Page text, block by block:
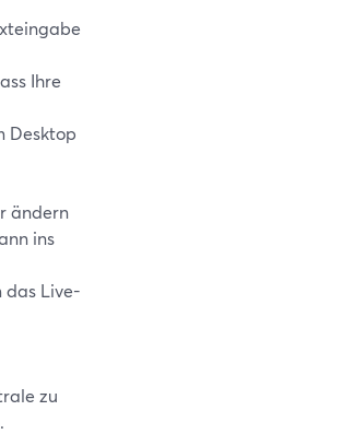
Ihre
Desktop
ändern
ins
das Live-
zu